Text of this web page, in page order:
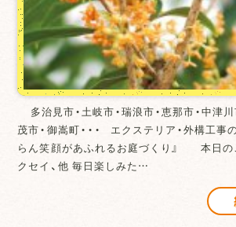
多治見市・土岐市・瑞浪市・恵那市・中津
茂市・御嵩町・・・ エクステリア・外構工事
らん笑顔があふれるお庭づくり』 本日の
クセイ、他 毎日楽しみた…